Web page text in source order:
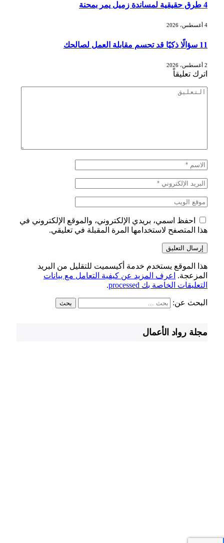
4 طرق حقيقية لمساندة زميل يمر بمحنة
4 أغسطس، 2026
11 سؤالًا ذكيًا قد تحسم مقابلة العمل لصالحك
2 أغسطس، 2026
اترك تعليقاً
احفظ اسمي، بريدي الإلكتروني، والموقع الإلكتروني في
هذا المتصفح لاستخدامها المرة المقبلة في تعليقي.
هذا الموقع يستخدم خدمة أكيسميت للتقليل من البريد
المزعجة.
اعرف المزيد عن كيفية التعامل مع بيانات
التعليقات الخاصة بك processed
.
البحث عن:
مجلة رواد الأعمال